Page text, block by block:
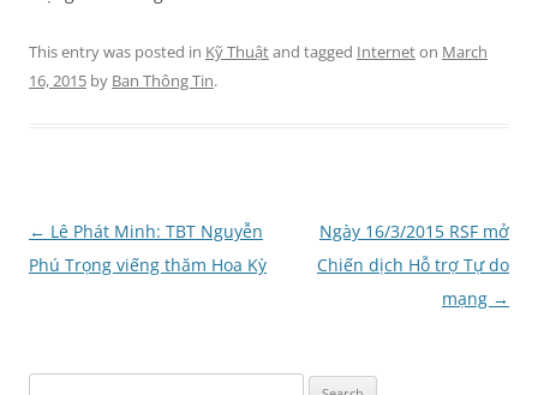
This entry was posted in Kỹ Thuậtand tagged Interneton March
16, 2015 by Ban Thông Tin.
Post
navigation
← Lê Phát Minh: TBT Nguyễn
Phú Trọng viếng thăm Hoa Kỳ
Ngày 16/3/2015 RSF mở
Chiến dịch Hỗ trợ Tự do
mạng →